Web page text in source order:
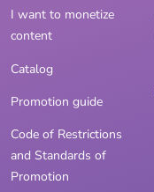
I want to monetize
content
Catalog
Promotion guide
Code of Restrictions
and Standards of
Promotion